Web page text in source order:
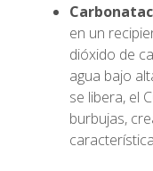
en un
dióxido de
agua bajo
se libera, el
burbujas,